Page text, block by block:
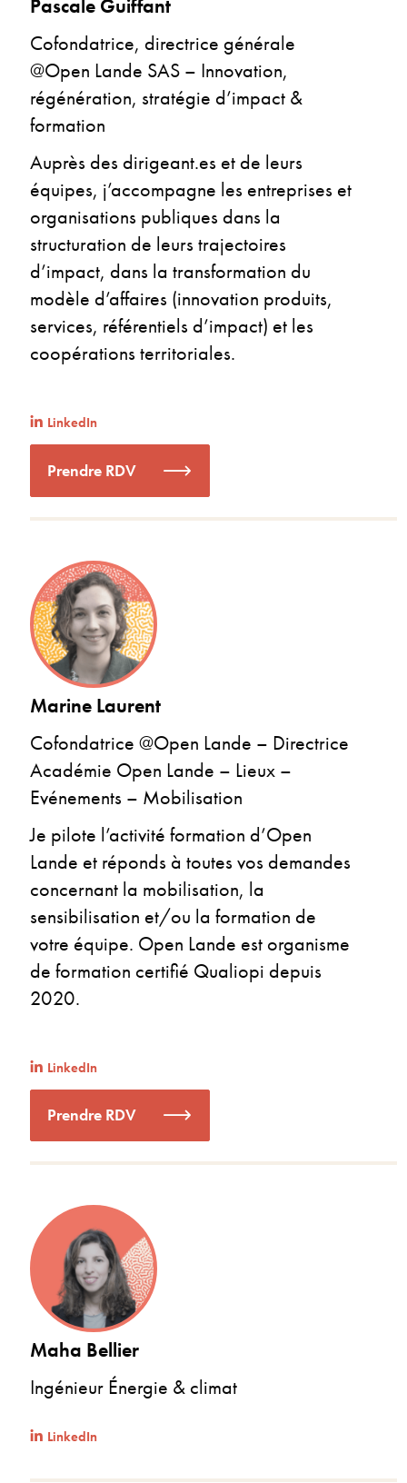
Pascale Guiffant
Cofondatrice, directrice générale
@Open Lande SAS – Innovation,
régénération, stratégie d’impact &
formation
Auprès des dirigeant.es et de leurs
équipes, j’accompagne les entreprises et
organisations publiques dans la
structuration de leurs trajectoires
d’impact, dans la transformation du
modèle d’affaires (innovation produits,
services, référentiels d’impact) et les
coopérations territoriales.
LinkedIn
Prendre RDV
Marine Laurent
Cofondatrice @Open Lande – Directrice
Académie Open Lande – Lieux –
Evénements – Mobilisation
Je pilote l’activité formation d’Open
Lande et réponds à toutes vos demandes
concernant la mobilisation, la
sensibilisation et/ou la formation de
votre équipe. Open Lande est organisme
de formation certifié Qualiopi depuis
2020.
LinkedIn
Prendre RDV
Maha Bellier
Ingénieur Énergie & climat
LinkedIn